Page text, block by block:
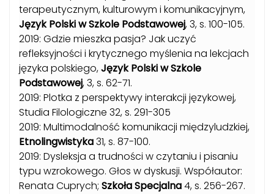
terapeutycznym, kulturowym i komunikacyjnym,
Język Polski w Szkole Podstawowej, 3, s. 100-105.
2019: Gdzie mieszka pasja? Jak uczyć
refleksyjności i krytycznego myślenia na lekcjach
języka polskiego,Język Polski w Szkole
Podstawowej, 3, s. 62-71.
2019: Plotka z perspektywy interakcji językowej,
Studia Filologiczne 32, s. 291-305
2019: Multimodalność komunikacji międzyludzkiej,
Etnolingwistyka31, s. 87-100.
2019: Dysleksja a trudności w czytaniu i pisaniu
typu wzrokowego. Głos w dyskusji. Współautor:
Renata Cuprych; Szkoła Specjalna4, s. 256-267.